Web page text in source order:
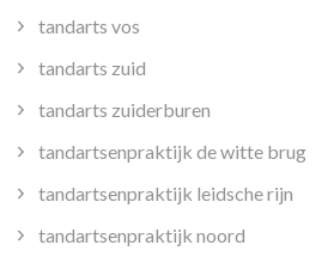
tandarts vos
tandarts zuid
tandarts zuiderburen
tandartsenpraktijk de witte brug
tandartsenpraktijk leidsche rijn
tandartsenpraktijk noord